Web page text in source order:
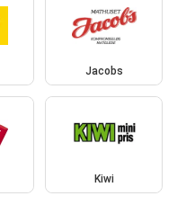
Jacobs
Kiwi